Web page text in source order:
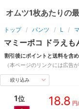
オムツ1枚あたりの
トップ パンツ L
マミーポコ ドラえも
割引後にポイントと送料を含
（本ページのリンクには広告が
絞り込み
1位 18.8 円